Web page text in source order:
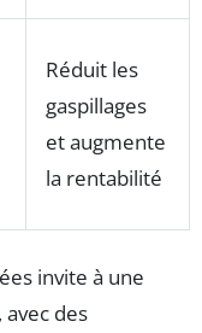
Réduit les
gaspillages
et augmente
la rentabilité
invite à une
des